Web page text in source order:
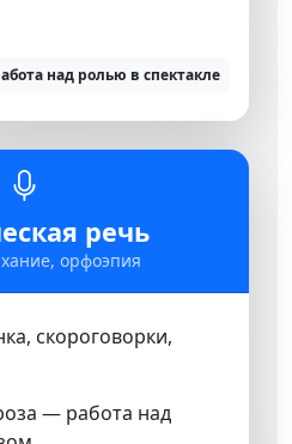
над ролью в спектакле
речь
орфоэпия
скороговорки,
— работа над